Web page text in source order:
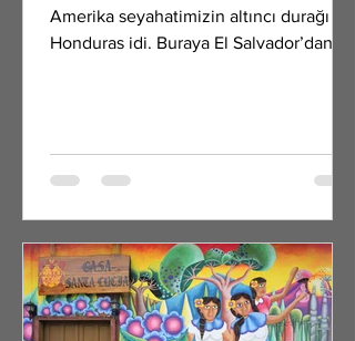
Amerika seyahatimizin altıncı durağı
Honduras idi. Buraya El Salvador’dan